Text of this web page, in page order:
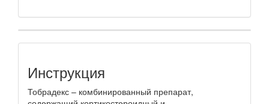
Инструкция
Тобрадекс – комбинированный препарат,